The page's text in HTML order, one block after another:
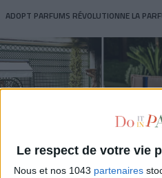
Le respect de votre vie
Nous et nos 1043 partenaires
ADOPT PARFUMS RÉVOLUTIONNE LA